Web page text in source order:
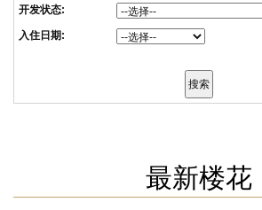
开发状态:
入住日期:
最新楼花